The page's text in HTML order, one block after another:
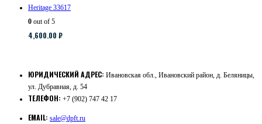
Heritage 33617
0 out of 5
4,600.00 ₽
ЮРИДИЧЕСКИЙ АДРЕС: Ивановская обл., Ивановский район, д. Беляницы,
ул. Дубравная, д. 54
ТЕЛЕФОН: +7 (902) 747 42 17
EMAIL: sale@dpft.ru